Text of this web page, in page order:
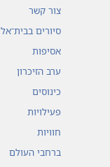
צור קשר
סיורים בבית־אל
אסיפות
ערב הזיכרון
כינוסים
פעילויות
חוויות
ברחבי העולם